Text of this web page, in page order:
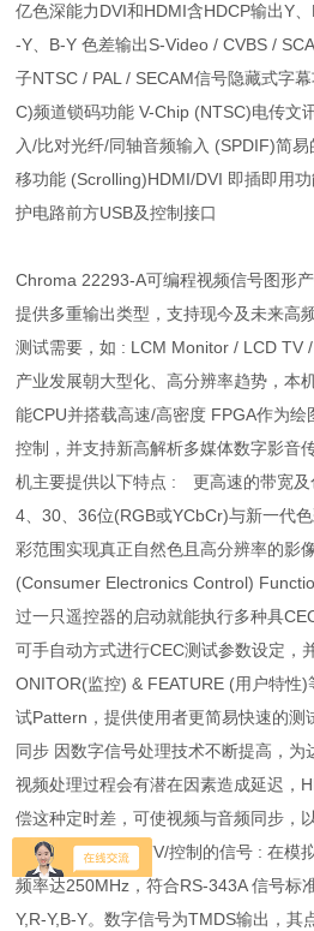
亿色深能力DVI和HDMI含HDCP输出Y
-Y、B-Y 色差输出S-Video / CVBS /
子NTSC / PAL / SECAM信号隐藏式字
C)频道锁码功能 V-Chip (NTSC)电传文
入/比对光纤/同轴音频输入 (SPDIF)简
移功能 (Scrolling)HDMI/DVI 即插即用
护电路前方USB及控制接口
Chroma 22293-A可编程视频信号图形
提供多重输出类型，支持现今及未来高
测试需要，如 : LCM Monitor / LCD TV
产业发展朝大型化、高分辨率趋势，本
能CPU并搭载高速/高密度 FPGA作为
控制，并支持新高解析多媒体数字影音
机主要提供以下特点 : 更高速的带宽
4、30、36位(RGB或YCbCr)与新一代
彩范围实现真正自然色且高分辨率的影
(Consumer Electronics Control)
过一只遥控器的启动就能执行多种具
可手自动方式进行CEC测试参数设定，
ONITOR(监控) & FEATURE (用户特性)
试Pattern，提供使用者更简易快速的测
同步 因数字信号处理技术不断提高，为
视频处理过程会有潜在因素造成延迟，
偿这种定时差，可使视频与音频同步，
时提供模拟/数字/TV/控制的信号 : 在模
频率达250MHz，符合RS-343A 信号标
Y,R-Y,B-Y。数字信号为TMDS输出，其